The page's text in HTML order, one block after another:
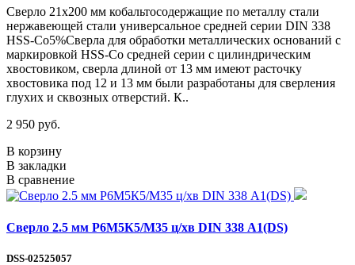
Сверло 21х200 мм кобальтосодержащие по металлу стали
нержавеющей стали универсальное средней серии DIN 338
HSS-Co5%Сверла для обработки металлических оснований с
маркировкой HSS-Co средней серии с цилиндрическим
хвостовиком, сверла длиной от 13 мм имеют расточку
хвостовика под 12 и 13 мм были разработаны для сверления
глухих и сквозных отверстий. К..
2 950 руб.
В корзину
В закладки
В сравнение
Сверло 2.5 мм Р6М5К5/М35 ц/хв DIN 338 А1(DS)
DSS-02525057